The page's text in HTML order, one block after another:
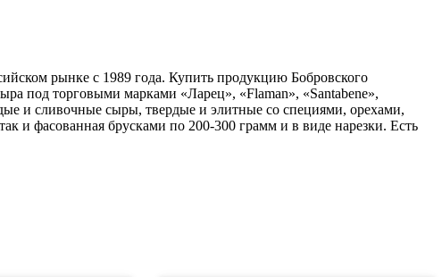
рынке с 1989 года. Купить продукцию Бобровского
под торговыми марками «Ларец», «Flaman», «Santabene»,
и сливочные сыры, твердые и элитные со специями, орехами,
и фасованная брусками по 200-300 грамм и в виде нарезки. Есть